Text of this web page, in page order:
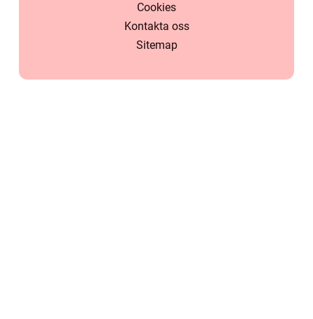
Cookies
Kontakta oss
Sitemap